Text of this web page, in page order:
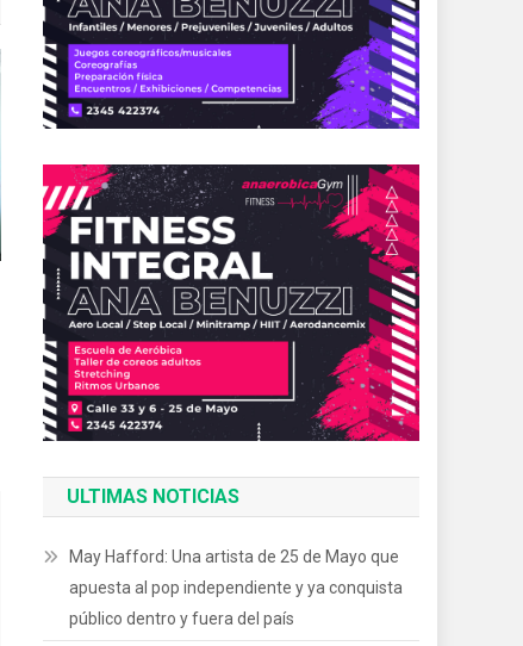
ULTIMAS NOTICIAS
May Hafford: Una artista de 25 de Mayo que
apuesta al pop independiente y ya conquista
público dentro y fuera del país